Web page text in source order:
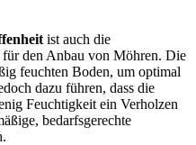
ist auch die
den Anbau von Möhren. Die
feuchten Boden, um optimal
dazu führen, dass die
Feuchtigkeit ein Verholzen
bedarfsgerechte